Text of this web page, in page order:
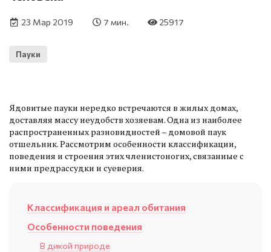
23 Мар 2019 7 мин. 25917
Пауки
Ядовитые пауки нередко встречаются в жилых домах,
доставляя массу неудобств хозяевам. Одна из наиболее
распространенных разновидностей – домовой паук
отшельник. Рассмотрим особенности классификации,
поведения и строения этих членистоногих, связанные с
ними предрассудки и суеверия.
Классификация и ареал обитания
Особенности поведения
В дикой природе